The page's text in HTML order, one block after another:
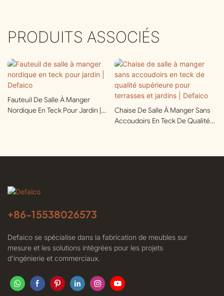
PRODUITS ASSOCIÉS
Fauteuil De Salle À Manger
Nordique En Teck Pour Jardin |
Chaise De Salle À Manger Sans
Accoudoirs En Teck De Qualité
+86-15538026573
Defaico se spécialise dans la fabrication de meubles sur
mesure et les solutions intégrées pour les projets
d'ingénierie et commerciaux.